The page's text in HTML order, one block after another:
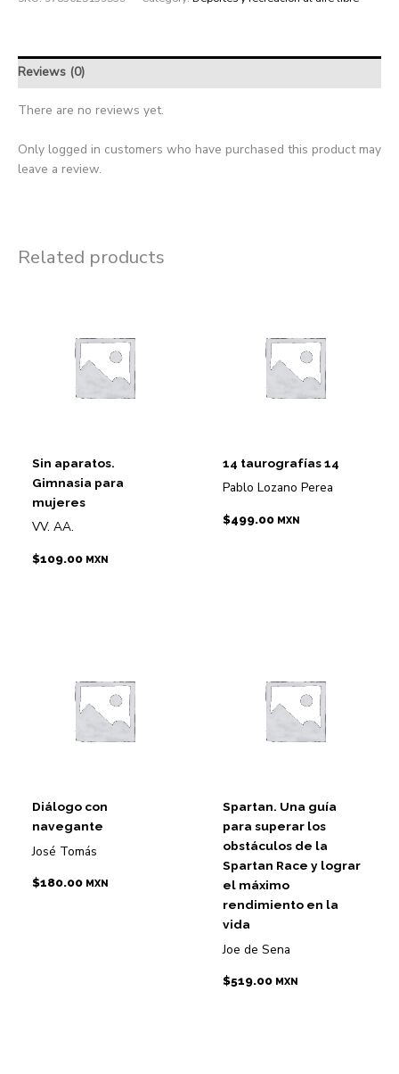
Reviews (0)
There are no reviews yet.
Only logged in customers who have purchased this product may
leave a review.
Related products
Sin aparatos.
Gimnasia para
mujeres
VV. AA.
$109.00 MXN
14 taurografías 14
Pablo Lozano Perea
$499.00 MXN
Diálogo con
navegante
José Tomás
$180.00 MXN
Spartan. Una guía
para superar los
obstáculos de la
Spartan Race y lograr
el máximo
rendimiento en la
vida
Joe de Sena
$519.00 MXN